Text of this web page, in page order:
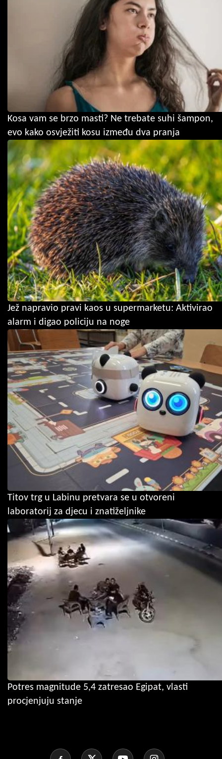
Kosa vam se brzo masti? Ne trebate suhi šampon,
evo kako osvježiti kosu između dva pranja
Jež napravio pravi kaos u supermarketu: Aktivirao
alarm i digao policiju na noge
Titov trg u Labinu pretvara se u otvoreni
laboratorij za djecu i znatiželjnike
Potres magnitude 5,4 zatresao Egipat, vlasti
procjenjuju stanje